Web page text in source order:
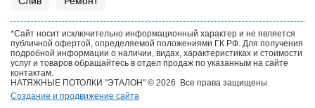
*Сайт носит исключительно информационный характер и не является
публичной офертой, определяемой положениями ГК РФ. Для получения
подробной информации о наличии, видах, характеристиках и стоимости
услуг и товаров обращайтесь в отдел продаж по указанным на сайте
контактам.
НАТЯЖНЫЕ ПОТОЛКИ "ЭТАЛОН" © 2026 Все права защищены
Создание и продвижение сайта